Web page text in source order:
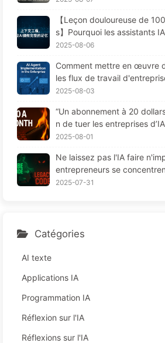
à L'extérieur — Apprenons
【Leçon douloureuse de
s】Pourquoi les assistants
ar les entreprises "oublient"
d'améliorer leur
ndre lentement l'IA 169
2025-08-06
Comment mettre en œuvre
les flux de travail
ur 2025 —— Apprenez l'IA
2025-08-03
“Un abonnement à 20
n de tuer les entreprises
des Tokens est une illusion,
2025-08-01
Ne laissez pas l'IA faire
entrepreneurs se
ouges", une technologie
2025-07-31
Catégories
AI texte
Applications IA
Programmation IA
Réflexion sur l'IA
Réflexions sur l'IA